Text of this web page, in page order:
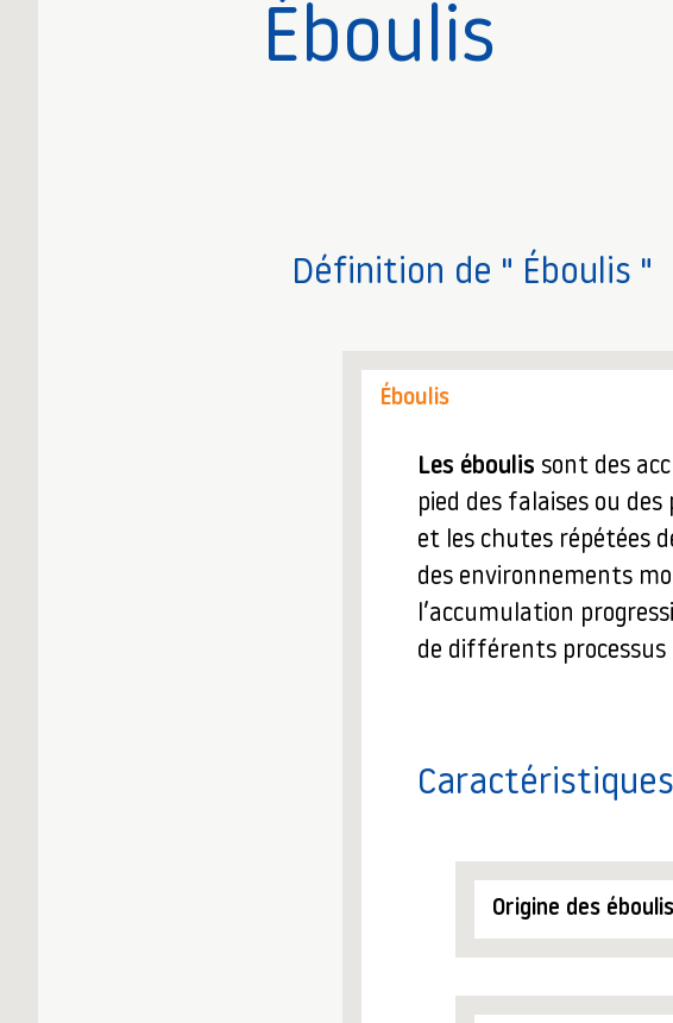
Éboulis
Définition de " Éboulis "
Éboulis
Les éboulis sont des
pied des falaises ou
et les chutes répétées
des environnements
l’accumulation
de différents
Origine des éboulis